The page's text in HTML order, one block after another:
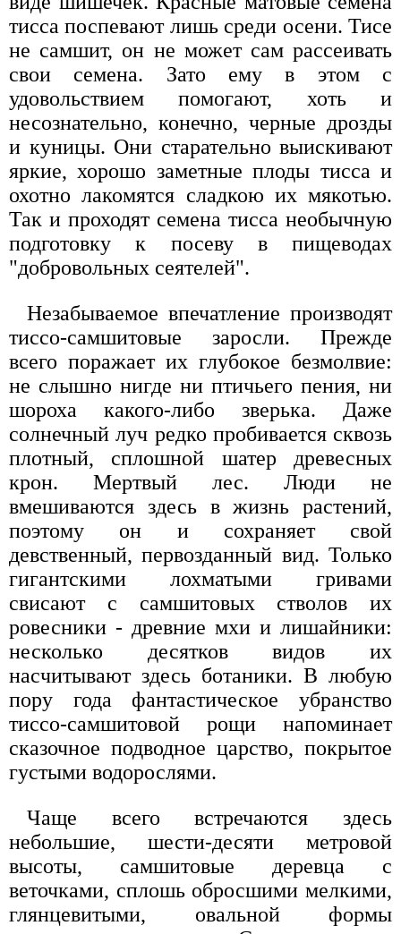
тисса поспевают лишь среди осени. Тисе
не самшит, он не может сам рассеивать
свои семена. Зато ему в этом с
удовольствием помогают, хоть и
несознательно, конечно, черные дрозды
и куницы. Они старательно выискивают
яркие, хорошо заметные плоды тисса и
охотно лакомятся сладкою их мякотью.
Так и проходят семена тисса необычную
подготовку к посеву в пищеводах
"добровольных сеятелей".
Незабываемое впечатление производят
тиссо-самшитовые заросли. Прежде
всего поражает их глубокое безмолвие:
не слышно нигде ни птичьего пения, ни
шороха какого-либо зверька. Даже
солнечный луч редко пробивается сквозь
плотный, сплошной шатер древесных
крон. Мертвый лес. Люди не
вмешиваются здесь в жизнь растений,
поэтому он и сохраняет свой
девственный, первозданный вид. Только
гигантскими лохматыми гривами
свисают с самшитовых стволов их
ровесники - древние мхи и лишайники:
несколько десятков видов их
насчитывают здесь ботаники. В любую
пору года фантастическое убранство
тиссо-самшитовой рощи напоминает
сказочное подводное царство, покрытое
густыми водорослями.
Чаще всего встречаются здесь
небольшие, шести-десяти метровой
высоты, самшитовые деревца с
веточками, сплошь обросшими мелкими,
глянцевитыми, овальной формы